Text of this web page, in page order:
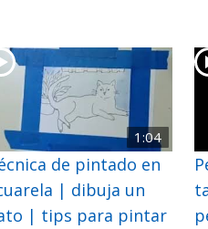
1:04
de pintado en
| dibuja un
| tips para pintar